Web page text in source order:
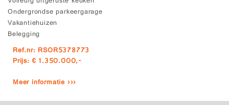
Ondergrondse parkeergarage
Vakantiehuizen
Belegging
Ref.nr: RSOR5378773
Prijs: € 1.350.000,-
Meer informatie ›››